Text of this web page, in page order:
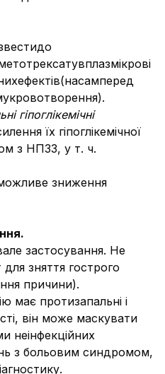
гіпоглікемічні
їх гіпоглікемічної
з НПЗЗ, у т. ч.
зниження
.
застосування. Не
зняття гострого
причини).
має протизапальні і
він може маскувати
неінфекційних
з больовим синдромом,